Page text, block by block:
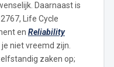
Daarnaast is
Life Cycle
en Reliability
je niet vreemd zijn.
zaken op;